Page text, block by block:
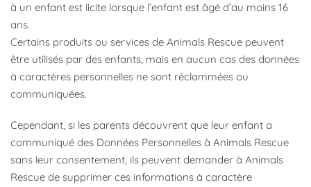
à un enfant est licite lorsque l’enfant est âgé d’au moins 16
ans.
Certains produits ou services de Animals Rescue peuvent
être utilisés par des enfants, mais en aucun cas des données
à caractères personnelles ne sont réclammées ou
communiquées.
Cependant, si les parents découvrent que leur enfant a
communiqué des Données Personnelles à Animals Rescue
sans leur consentement, ils peuvent demander à Animals
Rescue de supprimer ces informations à caractère